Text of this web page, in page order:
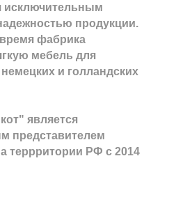
исключительным
продукции.
фабрика
мебель для
и голландских
является
представителем
террритории РФ с 2014